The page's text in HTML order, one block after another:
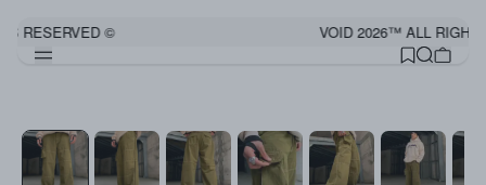
RESERVED © VOID 2026™ ALL